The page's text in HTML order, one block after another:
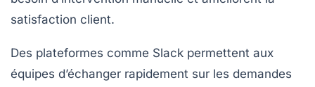
satisfaction client.
Des plateformes comme Slack permettent aux
équipes d’échanger rapidement sur les demandes